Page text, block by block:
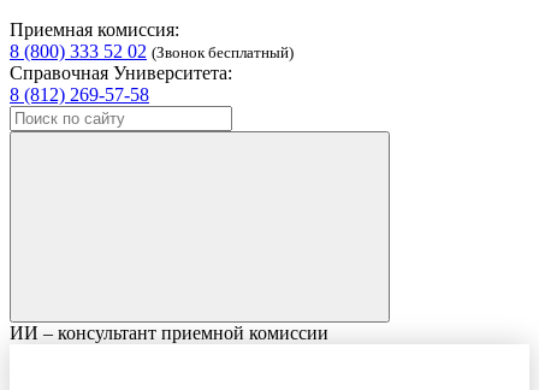
Приемная комиссия:
8 (800) 333 52 02 (Звонок бесплатный)
Справочная Университета:
8 (812) 269-57-58
ИИ – консультант приемной комиссии